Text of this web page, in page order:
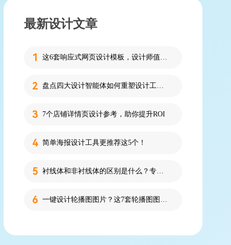
最新设计文章
这6套响应式网页设计模板，设计师值得收藏！
盘点四大设计智能体如何重塑设计工作流
7个店铺详情页设计参考，助你提升ROI
简单海报设计工具更推荐这5个！
衬线体和非衬线体的区别是什么？专为设计新人解答！
一键设计轮播图图片？这7套轮播图图片资源快收藏！